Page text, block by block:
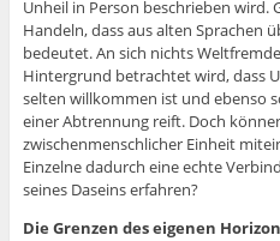
Unheil in Person beschrieben wird.
Handeln, dass aus alten Sprachen
bedeutet. An sich nichts
Hintergrund betrachtet wird, dass
selten willkommen ist und ebenso
einer Abtrennung reift. Doch
zwischenmenschlicher Einheit
Einzelne dadurch eine echte
seines Daseins erfahren?
Die Grenzen des eigenen